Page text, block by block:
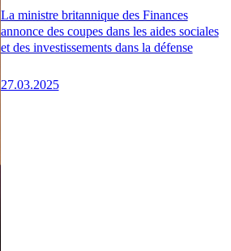
La ministre britannique des Finances
annonce des coupes dans les aides sociales
et des investissements dans la défense
27.03.2025